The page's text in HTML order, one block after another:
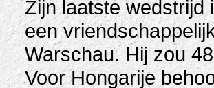
Zijn laatste wedstrijd
een
Warschau. Hij zou
Voor Hongarije